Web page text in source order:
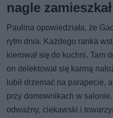
nagle
Paulina opowiedziała, że
rytm dnia. Każdego ranka
kierował się do kuchni. Tam
on delektował się karmą
lubił drzemać na parapecie,
przy domownikach w
odważny, ciekawski i